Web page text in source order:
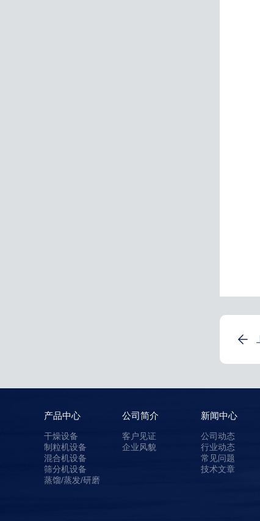
产品中心
干燥设备
制粒机设备
混合机设备
筛分机设备
蒸馏/蒸发/研磨
公司简介
客户见证
企业风貌
新闻中心
公司动态
行业动态
常见问题
技术文章